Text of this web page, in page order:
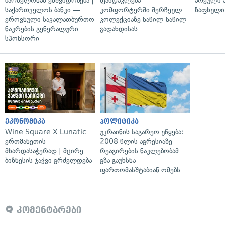
საქართველოს ბანკი —
ეროვნული საკალათბურთო
ნაკრების გენერალური
სპონსორი
კომფორტერში შერჩეულ
კოლექციაზე ნაწილ-ნაწილ
გადახდისას
ეკონომიკა
Wine Square X Lunatic
ერთმანეთის
მხარდასაჭერად | მცირე
ბიზნესის ჯაჭვი გრძელდება
პოლიტიკა
უკრაინის საგარეო უწყება:
2008 წლის აგრესიაზე
რეაგირების ნაკლებობამ
გზა გაუხსნა
ფართომასშტაბიან ომებს
კომენტარები